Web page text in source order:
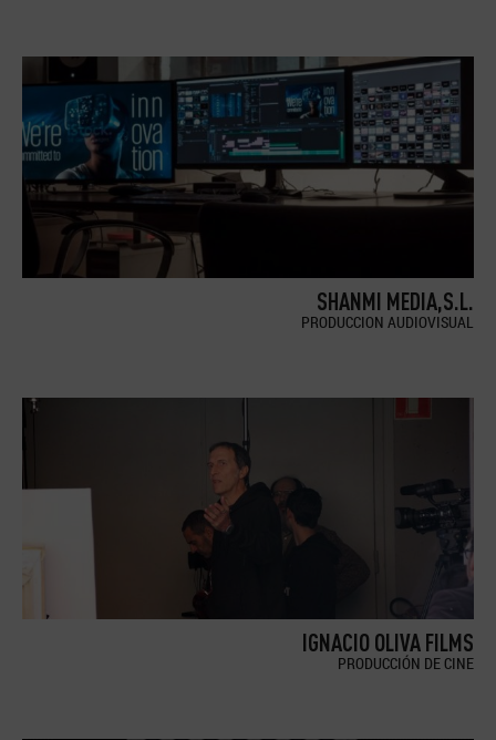
SHANMI MEDIA,S.L.
PRODUCCION AUDIOVISUAL
IGNACIO OLIVA FILMS
PRODUCCIÓN DE CINE